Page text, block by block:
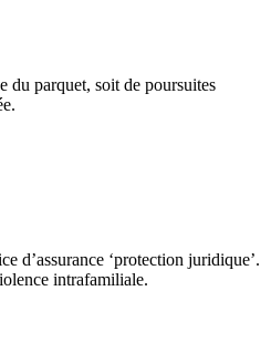
du parquet, soit de poursuites
d’assurance ‘protection juridique’.
intrafamiliale.